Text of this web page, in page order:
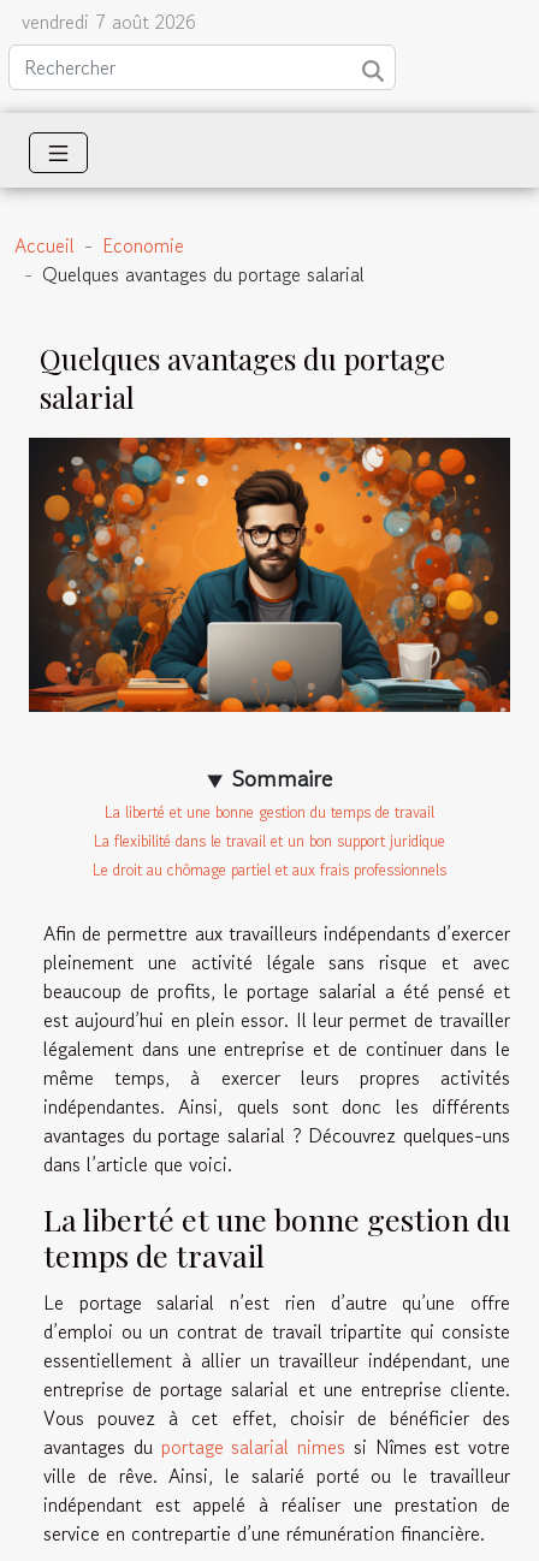
vendredi 7 août 2026
Accueil
Economie
Quelques avantages du portage salarial
Quelques avantages du portage
salarial
Sommaire
La liberté et une bonne gestion du temps de travail
La flexibilité dans le travail et un bon support juridique
Le droit au chômage partiel et aux frais professionnels
Afin de permettre aux travailleurs indépendants d’exercer
pleinement une activité légale sans risque et avec
beaucoup de profits, le portage salarial a été pensé et
est aujourd’hui en plein essor. Il leur permet de travailler
légalement dans une entreprise et de continuer dans le
même temps, à exercer leurs propres activités
indépendantes. Ainsi, quels sont donc les différents
avantages du portage salarial ? Découvrez quelques-uns
dans l’article que voici.
La liberté et une bonne gestion du
temps de travail
Le portage salarial n’est rien d’autre qu’une offre
d’emploi ou un contrat de travail tripartite qui consiste
essentiellement à allier un travailleur indépendant, une
entreprise de portage salarial et une entreprise cliente.
Vous pouvez à cet effet, choisir de bénéficier des
avantages du portage salarial nimes si Nîmes est votre
ville de rêve. Ainsi, le salarié porté ou le travailleur
indépendant est appelé à réaliser une prestation de
service en contrepartie d’une rémunération financière.